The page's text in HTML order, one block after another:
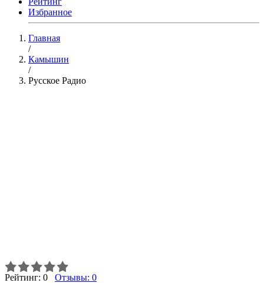
Избранное
Главная
/
Камышин
/
Русское Радио
Рейтинг: 0 Отзывы: 0